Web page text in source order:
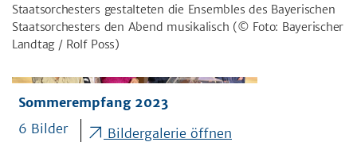
Staatsorchesters gestalteten die Ensembles des Bayerischen
Staatsorchesters den Abend musikalisch (© Foto: Bayerischer
Landtag / Rolf Poss)
Sommerempfang 2023
6 Bilder
Bildergalerie öffnen